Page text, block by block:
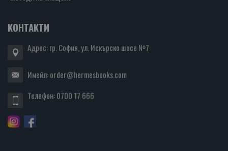
КОНТАКТИ
Адрес: гр. София, ул. Искърско шосе №7
Имейл:order@hermesbooks.com
Телефон:0700 17 666